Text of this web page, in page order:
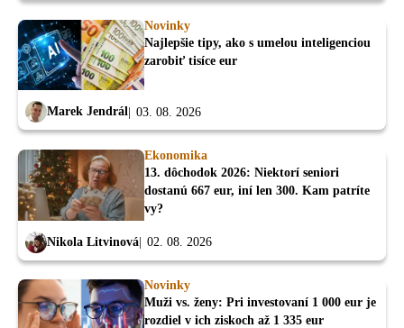
Novinky
Najlepšie tipy, ako s umelou inteligenciou
zarobiť tisíce eur
Marek Jendrál 03. 08. 2026
Ekonomika
13. dôchodok 2026: Niektorí seniori
dostanú 667 eur, iní len 300. Kam patríte
vy?
Nikola Litvinová 02. 08. 2026
Novinky
Muži vs. ženy: Pri investovaní 1 000 eur je
rozdiel v ich ziskoch až 1 335 eur